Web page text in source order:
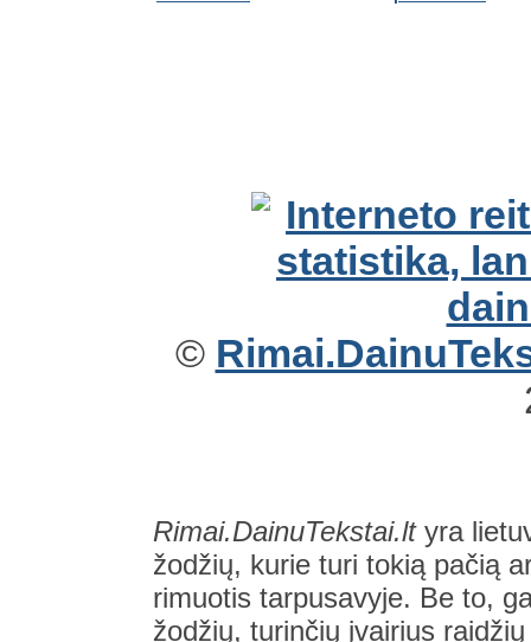
©
Rimai.DainuTekstai.ltyra
žodžių, kurie turi tokią pačią
rimuotis tarpusavyje. Be to,
žodžių, turinčių įvairius